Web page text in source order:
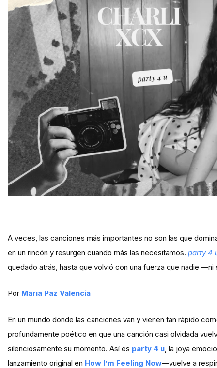
A veces, las canciones más importantes no son las que
en un rincón y resurgen cuando más las necesitamos. party 4
quedado atrás, hasta que volvió con una fuerza que nadie —ni
Por María Paz Valencia
En un mundo donde las canciones van y vienen tan rápido
profundamente poético en que una canción casi olvidada
silenciosamente su momento. Así es party 4 u , la joya
lanzamiento original en How I’m Feeling Now—vuelve a